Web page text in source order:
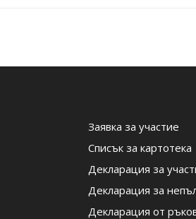
Заявка за участие
Списък за картотека
Декларация за
Декларация за
Декларация от